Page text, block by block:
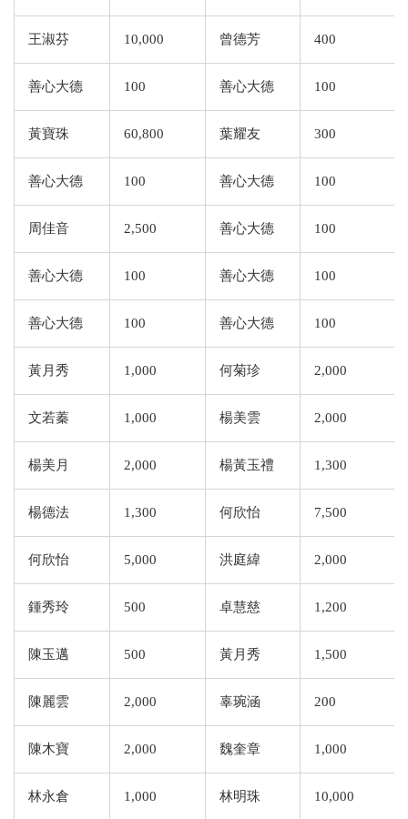
王淑芬 10,000 曾德芳 400
善心大德 100 善心大德 100
黃寶珠 60,800 葉耀友 300
善心大德 100 善心大德 100
周佳音 2,500 善心大德 100
善心大德 100 善心大德 100
善心大德 100 善心大德 100
黃月秀 1,000 何菊珍 2,000
文若蓁 1,000 楊美雲 2,000
楊美月 2,000 楊黃玉禮 1,300
楊德法 1,300 何欣怡 7,500
何欣怡 5,000 洪庭緯 2,000
鍾秀玲 500 卓慧慈 1,200
陳玉邁 500 黃月秀 1,500
陳麗雲 2,000 辜琬涵 200
陳木寶 2,000 魏奎章 1,000
林永倉 1,000 林明珠 10,000